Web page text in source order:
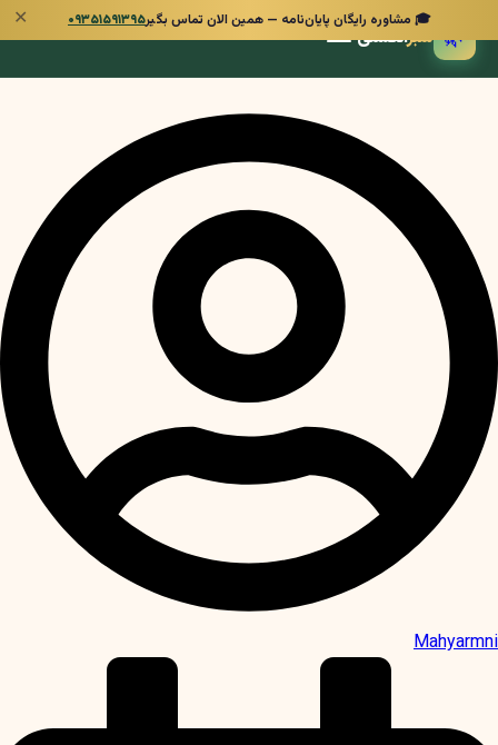
🎓 مشاوره رایگان پایان‌نامه — همین الان تماس بگیر۰۹۳۵۱۵۹۱۳۹۵ ✕
🌿 سبزانگشتی
Mahyarmni